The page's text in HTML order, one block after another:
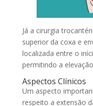
Já a cirurgia
superior da coxa e
localizada entre o
permitindo a
Aspectos Clínicos
Um aspecto
respeito a extensão